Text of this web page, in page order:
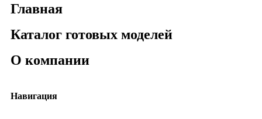
Главная
Каталог готовых моделей
О компании
Навигация